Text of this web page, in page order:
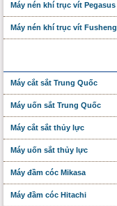
Máy nén khí trục vít Pegasus
Máy nén khí trục vít Fusheng
Máy cắt sắt Trung Quốc
Máy uốn sắt Trung Quốc
Máy cắt sắt thủy lực
Máy uốn sắt thủy lực
Máy đầm cóc Mikasa
Máy đầm cóc Hitachi